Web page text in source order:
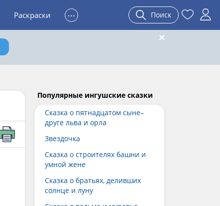
Раскраски ... Поиск
Популярные ингушские сказки
Сказка о пятнадцатом сыне–
друге льва и орла
Звездочка
Сказка о строителях башни и
умной жене
Сказка о братьях, деливших
солнце и луну